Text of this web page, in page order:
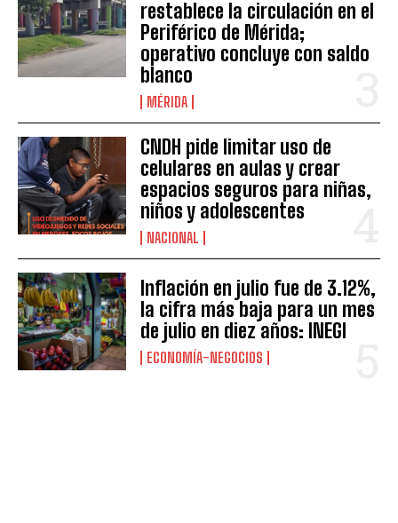
restablece la circulación en el
Periférico de Mérida;
operativo concluye con saldo
blanco
MÉRIDA
CNDH pide limitar uso de
celulares en aulas y crear
espacios seguros para niñas,
niños y adolescentes
NACIONAL
Inflación en julio fue de 3.12%,
la cifra más baja para un mes
de julio en diez años: INEGI
ECONOMÍA-NEGOCIOS